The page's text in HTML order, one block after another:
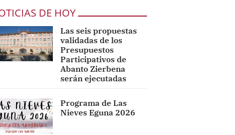
DE HOY
Las seis propuestas
validadas de los
Presupuestos
Participativos de
Abanto Zierbena
serán ejecutadas
Programa de Las
Nieves Eguna 2026